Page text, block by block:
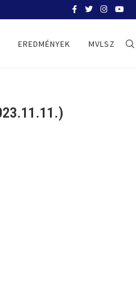
EREDMÉNYEK MVLSZ